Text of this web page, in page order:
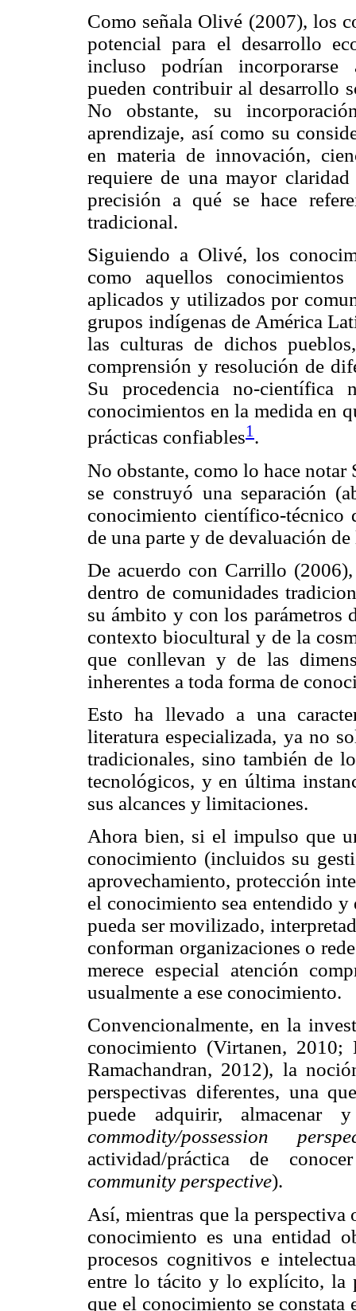
Como señala Olivé (2007), los
potencial para el desarrollo
incluso podrían incorporarse
pueden contribuir al desarrollo
No obstante, su
aprendizaje, así como su
en materia de innovación,
requiere de una mayor
precisión a qué se hace
tradicional.
Siguiendo a Olivé, los
como aquellos
aplicados y utilizados por
grupos indígenas de América
las culturas de dichos
comprensión y resolución de
Su procedencia no-científica
conocimientos en la medida en
prácticas confiables1 .
No obstante, como lo hace
se construyó una separación
conocimiento científico-
de una parte y de devaluación de
De acuerdo con Carrillo
dentro de comunidades
su ámbito y con los parámetros
contexto biocultural y de la
que conllevan y de las
inherentes a toda forma de
Esto ha llevado a una
literatura especializada, ya no
tradicionales, sino también de
tecnológicos, y en última
sus alcances y limitaciones.
Ahora bien, si el impulso que
conocimiento (incluidos su
aprovechamiento, protección
el conocimiento sea entendido
pueda ser movilizado,
conforman organizaciones o
merece especial atención
usualmente a ese conocimiento.
Convencionalmente, en la
conocimiento (Virtanen,
Ramachandran, 2012), la
perspectivas diferentes, una
puede adquirir, almacenar
commodity/possession
actividad/práctica de
community perspective).
Así, mientras que la
conocimiento es una entidad
procesos cognitivos e
entre lo tácito y lo explícito, la
que el conocimiento se